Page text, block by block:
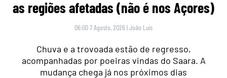
as regiões afetadas (não é nos Açores)
06:00 7 Agosto, 2026 |João Luís
Chuva e a trovoada estão de regresso,
acompanhadas por poeiras vindas do Saara. A
mudança chega já nos próximos dias